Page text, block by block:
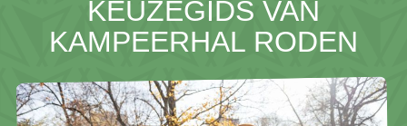
KEUZEGIDS VAN
KAMPEERHAL RODEN